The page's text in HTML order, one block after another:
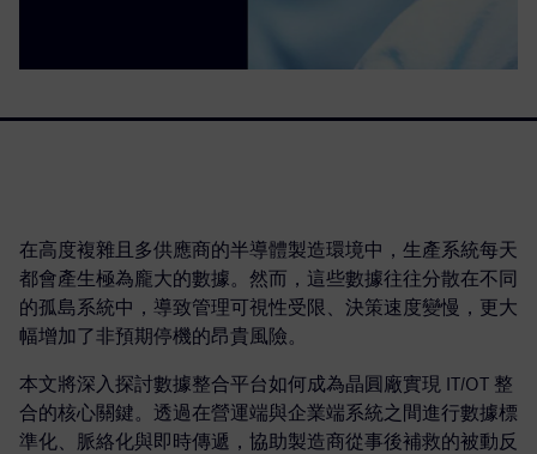
在高度複雜且多供應商的半導體製造環境中，生產系統每天
都會產生極為龐大的數據。然而，這些數據往往分散在不同
的孤島系統中，導致管理可視性受限、決策速度變慢，更大
幅增加了非預期停機的昂貴風險。
本文將深入探討數據整合平台如何成為晶圓廠實現 IT/OT 整
合的核心關鍵。透過在營運端與企業端系統之間進行數據標
準化、脈絡化與即時傳遞，協助製造商從事後補救的被動反